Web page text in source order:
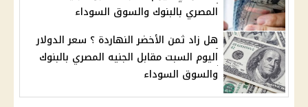
المصري بالبنوك والسوق السوداء
هل زاد ثمن الأخضر النهاردة ؟ سعر الدولار
اليوم السبت مقابل الجنيه المصري بالبنوك
والسوق السوداء